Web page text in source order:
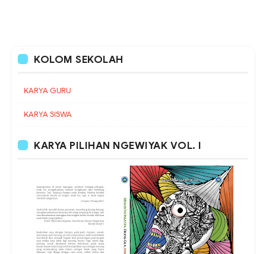
KOLOM SEKOLAH
KARYA GURU
KARYA SISWA
KARYA PILIHAN NGEWIYAK VOL. I